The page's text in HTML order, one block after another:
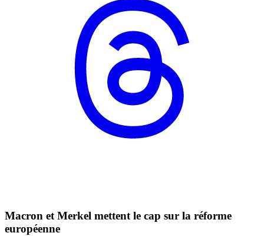
Macron et Merkel mettent le cap sur la réforme
européenne